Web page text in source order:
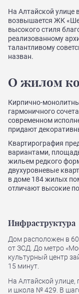
На Алтайской улице
возвышается ЖК
высокого стиля
реализованному
талантливому
назван.
О жилом
Кирпично-
гармоничного
современном
придают
Квартирография
вариантами,
жильем редкого
двухуровневые
в доме 184 жилых
отличают высокие
Инфраструктура
Дом расположен в
от ЗСД. До метро
культурный центр
15 минут.
На Алтайской улице,
и школа № 429. В